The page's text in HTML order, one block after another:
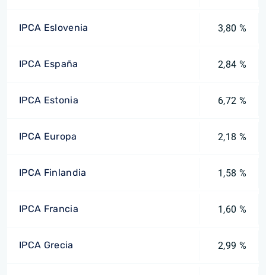
IPCA Eslovenia 3,80 %
IPCA España 2,84 %
IPCA Estonia 6,72 %
IPCA Europa 2,18 %
IPCA Finlandia 1,58 %
IPCA Francia 1,60 %
IPCA Grecia 2,99 %